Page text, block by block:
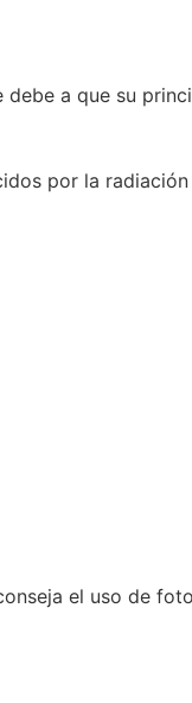
debe a que su
por la
el uso de